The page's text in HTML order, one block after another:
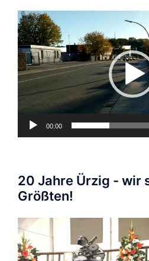
Video-
Player
00:00
20 Jahre Ürzig - wir
Größten!